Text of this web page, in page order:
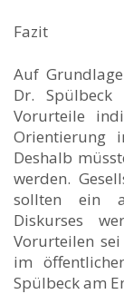
Fazit
Auf
Dr. Spülbeck
Vorurteile
Orientierung
Deshalb
werden.
sollten ein
Diskurses
Vorurteilen
im
Spülbeck am